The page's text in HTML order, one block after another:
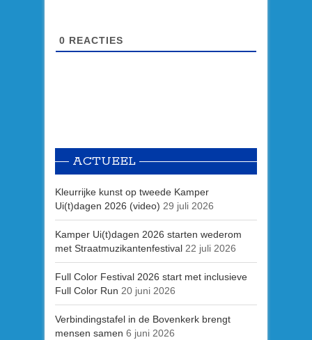
0 REACTIES
ACTUEEL
Kleurrijke kunst op tweede Kamper
Ui(t)dagen 2026 (video) 29 juli 2026
Kamper Ui(t)dagen 2026 starten wederom
met Straatmuzikantenfestival 22 juli 2026
Full Color Festival 2026 start met inclusieve
Full Color Run 20 juni 2026
Verbindingstafel in de Bovenkerk brengt
mensen samen 6 juni 2026